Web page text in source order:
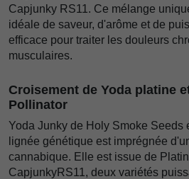
Capjunky RS11. Ce mélange
idéale de saveur, d'arôme et de
efficace pour traiter les douleurs
musculaires.
Croisement de Yoda platine
Pollinator
Yoda Junky de Holy Smoke Seeds
lignée génétique est imprégnée
cannabique. Elle est issue de
CapjunkyRS11, deux variétés